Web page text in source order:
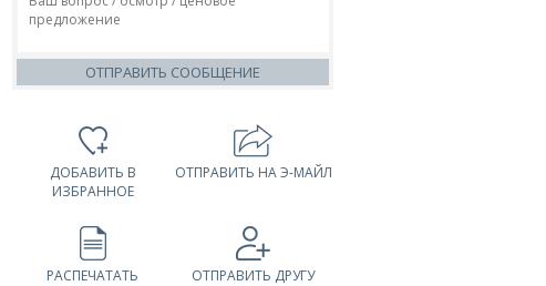
ОТПРАВИТЬ СООБЩЕНИЕ
ДОБАВИТЬ В
ИЗБРАННОЕ
ОТПРАВИТЬ НА Э-МАЙЛ
РАСПЕЧАТАТЬ ОТПРАВИТЬ ДРУГУ